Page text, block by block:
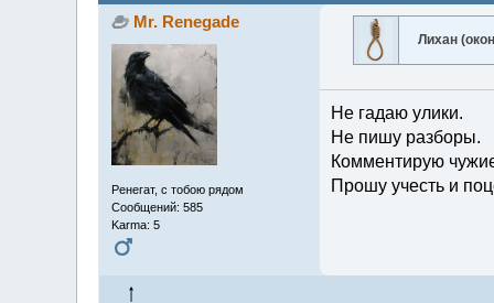
Mr. Renegade
Ренегат, с тобою рядом
Сообщений: 585
Karma: 5
Лихан
Не гадаю улики.
Не пишу разборы.
Комментирую
Прошу учесть и